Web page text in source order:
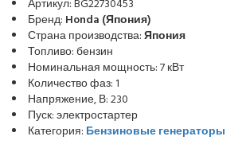
Артикул: BG22730453
Бренд: Honda (Япония)
Страна производства:Япония
Топливо: бензин
Номинальная мощность: 7 кВт
Количество фаз: 1
Напряжение, В: 230
Пуск: электростартер
Категория: Бензиновые генераторы